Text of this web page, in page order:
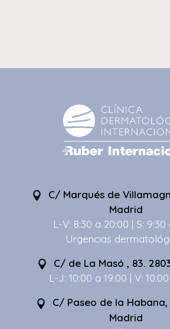
C/ Marqués de
Madrid
L-V: 8:30 a 20:00 | S: 9:30
Urgencias
C/ de La Masó , 83.
L-J: 10:00 a 19:00 | V:
C/ Paseo de la Habana,
Madrid